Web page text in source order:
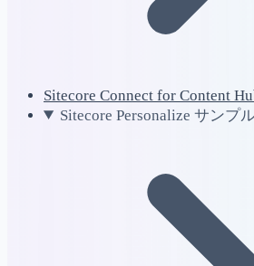
Sitecore Connect for Content
Sitecore Personalize サンプ